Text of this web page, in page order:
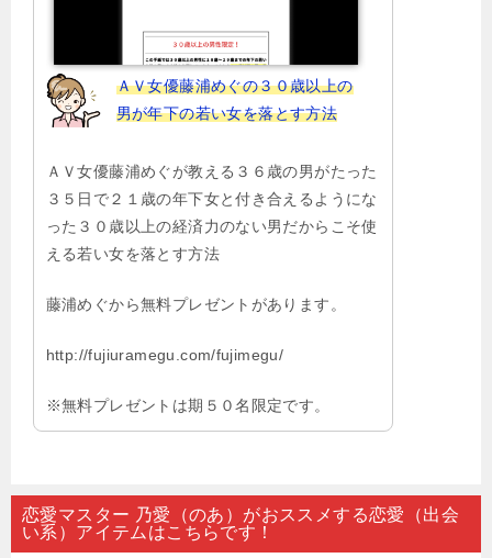
ＡＶ女優藤浦めぐの３０歳以上の
男が年下の若い女を落とす方法
ＡＶ女優藤浦めぐが教える３６歳の男がたった
３５日で２１歳の年下女と付き合えるようにな
った３０歳以上の経済力のない男だからこそ使
える若い女を落とす方法
藤浦めぐから無料プレゼントがあります。
http://fujiuramegu.com/fujimegu/
※無料プレゼントは期５０名限定です。
恋愛マスター 乃愛（のあ）がおススメする恋愛（出会
い系）アイテムはこちらです！